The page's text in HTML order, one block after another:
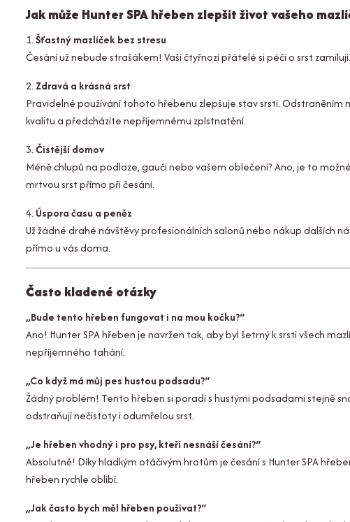
Jak může Hunter SPA hřeben zlepšit život vašeho
1.Šťastný mazlíček bez stresu
Česání už nebude strašákem! Vaši čtyřnozí přátelé si péči o srst
2.Zdravá a krásná srst
Pravidelné používání tohoto hřebenu zlepšuje stav srsti.
kvalitu a předcházíte nepříjemnému zplstnatění.
3.Čistější domov
Méně chlupů na podlaze, gauči nebo vašem oblečení? Ano, je to
mrtvou srst přímo při česání.
4.Úspora času a peněz
Už žádné drahé návštěvy profesionálních salonů nebo nákup dalších
přímo u vás doma.
Často kladené otázky
„Bude tento hřeben fungovat i na mou kočku?“
Ano! Hunter SPA hřeben je navržen tak, aby byl šetrný k srsti všech
nepříjemného tahání.
„Co když má můj pes hustou podsadu?“
Žádný problém! Tento hřeben si poradí s hustými podsadami stejně
odstraňují nečistoty i odumřelou srst.
„Je hřeben vhodný i pro psy, kteří nesnáší česání?“
Absolutně! Díky hladkým otáčivým hrotům je česání s Hunter SPA
hřeben rychle oblíbí.
„Jak často bych měl hřeben používat?“